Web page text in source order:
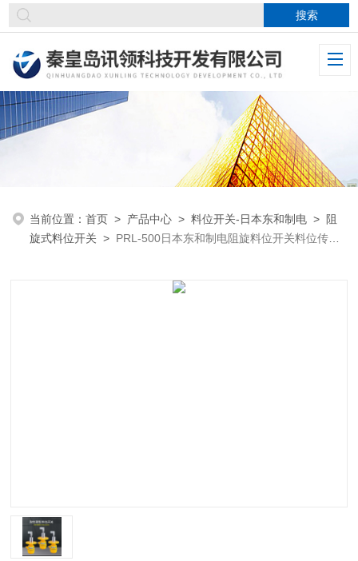
当前位置：首页 > 产品中心 >料位开关-日本东和制电 > 阻
旋式料位开关 > PRL-500日本东和制电阻旋料位开关料位传感